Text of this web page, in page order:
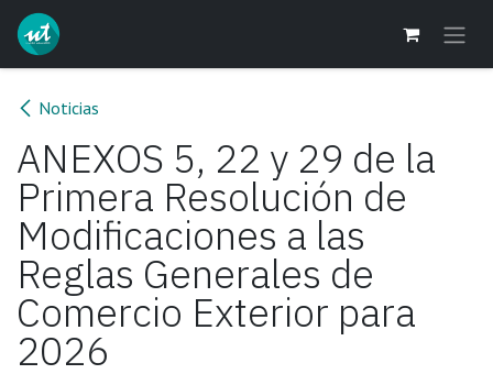
Ir al contenido
Noticias
ANEXOS 5, 22 y 29 de la
Primera Resolución de
Modificaciones a las
Reglas Generales de
Comercio Exterior para
2026